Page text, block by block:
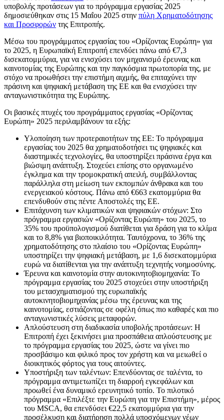
υποβολής προτάσεων για το πρόγραμμα εργασίας 2025
δημοσιεύθηκαν στις 15 Μαΐου 2025 στην πύλη Χρηματοδότησης
και Προσφορών της Επιτροπής.
Μέσω του προγράμματος εργασίας του «Ορίζοντας Ευρώπη» για
το 2025, η Ευρωπαϊκή Επιτροπή επενδύει πάνω από €7,3
δισεκατομμύρια, για να ενισχύσει τον μηχανισμό έρευνας και
καινοτομίας της Ευρώπης και την παγκόσμια πρωτοπορία της, με
στόχο να προωθήσει την επιστήμη αιχμής, θα επιταχύνει την
πράσινη και ψηφιακή μετάβαση της ΕΕ και θα ενισχύσει την
ανταγωνιστικότητα της Ευρώπης.
Οι βασικές πτυχές του προγράμματος εργασίας «Ορίζοντας
Ευρώπη» 2025 περιλαμβάνουν τα εξής:
Υλοποίηση των προτεραιοτήτων της ΕΕ: ​​Το πρόγραμμα
εργασίας του 2025 θα χρηματοδοτήσει τις ψηφιακές και
διαστημικές τεχνολογίες, θα υποστηρίξει πράσινα έργα και
βιώσιμη ανάπτυξη. Στοχεύει επίσης στο οργανωμένο
έγκλημα και την τρομοκρατική απειλή, συμβάλλοντας
παράλληλα στη μείωση των εκπομπών άνθρακα και του
ενεργειακού κόστους. Πάνω από €663 εκατομμύρια θα
επενδυθούν στις πέντε Αποστολές της ΕΕ.
Επιτάχυνση των κλιματικών και ψηφιακών στόχων: Στο
πρόγραμμα εργασιών «Ορίζοντας Ευρώπη» του 2025, το
35% του προϋπολογισμού διατίθεται για δράση για το κλίμα
και το 8,8% για βιοποικιλότητα. Ταυτόχρονα, το 36% της
χρηματοδότησης στο πλαίσιο του «Ορίζοντας Ευρώπη»
υποστηρίζει την ψηφιακή μετάβαση, με 1,6 δισεκατομμύρια
ευρώ να διατίθενται για την ανάπτυξη τεχνητής νοημοσύνης.
Έρευνα και καινοτομία στην αυτοκινητοβιομηχανία: Το
πρόγραμμα εργασίας του 2025 στοχεύει στην υποστήριξη
του μετασχηματισμού της ευρωπαϊκής
αυτοκινητοβιομηχανίας μέσω της έρευνας και της
καινοτομίας, εστιάζοντας σε οφέλη όπως πιο καθαρές και πιο
ανταγωνιστικές λύσεις μεταφορών.
Απλούστευση στη διαδικασία υποβολής προτάσεων: Η
Επιτροπή έχει ξεκινήσει μια προσπάθεια απλούστευσης με
το πρόγραμμα εργασίας του 2025, ώστε να γίνει πιο
προσβάσιμο και φιλικό προς τον χρήστη και να μειωθεί ο
διοικητικός φόρτος για τους αιτούντες.
Υποστήριξη των ταλέντων: Επενδύοντας σε ταλέντα, το
πρόγραμμα αντιμετωπίζει τη διαρροή εγκεφάλων και
προωθεί ένα δυναμικό ερευνητικό τοπίο. Το πιλοτικό
πρόγραμμα «Επιλέξτε την Ευρώπη για την Επιστήμη», μέρος
του MSCA, θα επενδύσει €22,5 εκατομμύρια για την
προσέλκυση και διατήρηση πολλά υποσχόμενων νέων